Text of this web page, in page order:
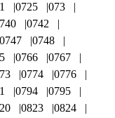
0725
073
0742
0747
0748
0766
0767
0774
0776
0794
0795
0823
0824